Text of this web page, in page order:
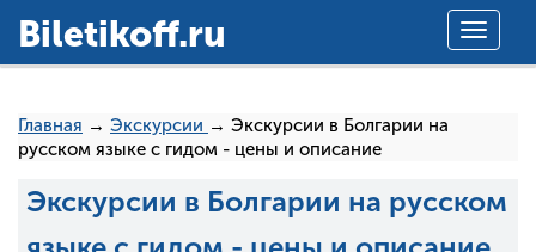
Toggle
Вiletikoff.ru
Главная → Экскурсии → Экскурсии в Болгарии на
русском языке с гидом - цены и описание
Экскурсии в Болгарии на русском